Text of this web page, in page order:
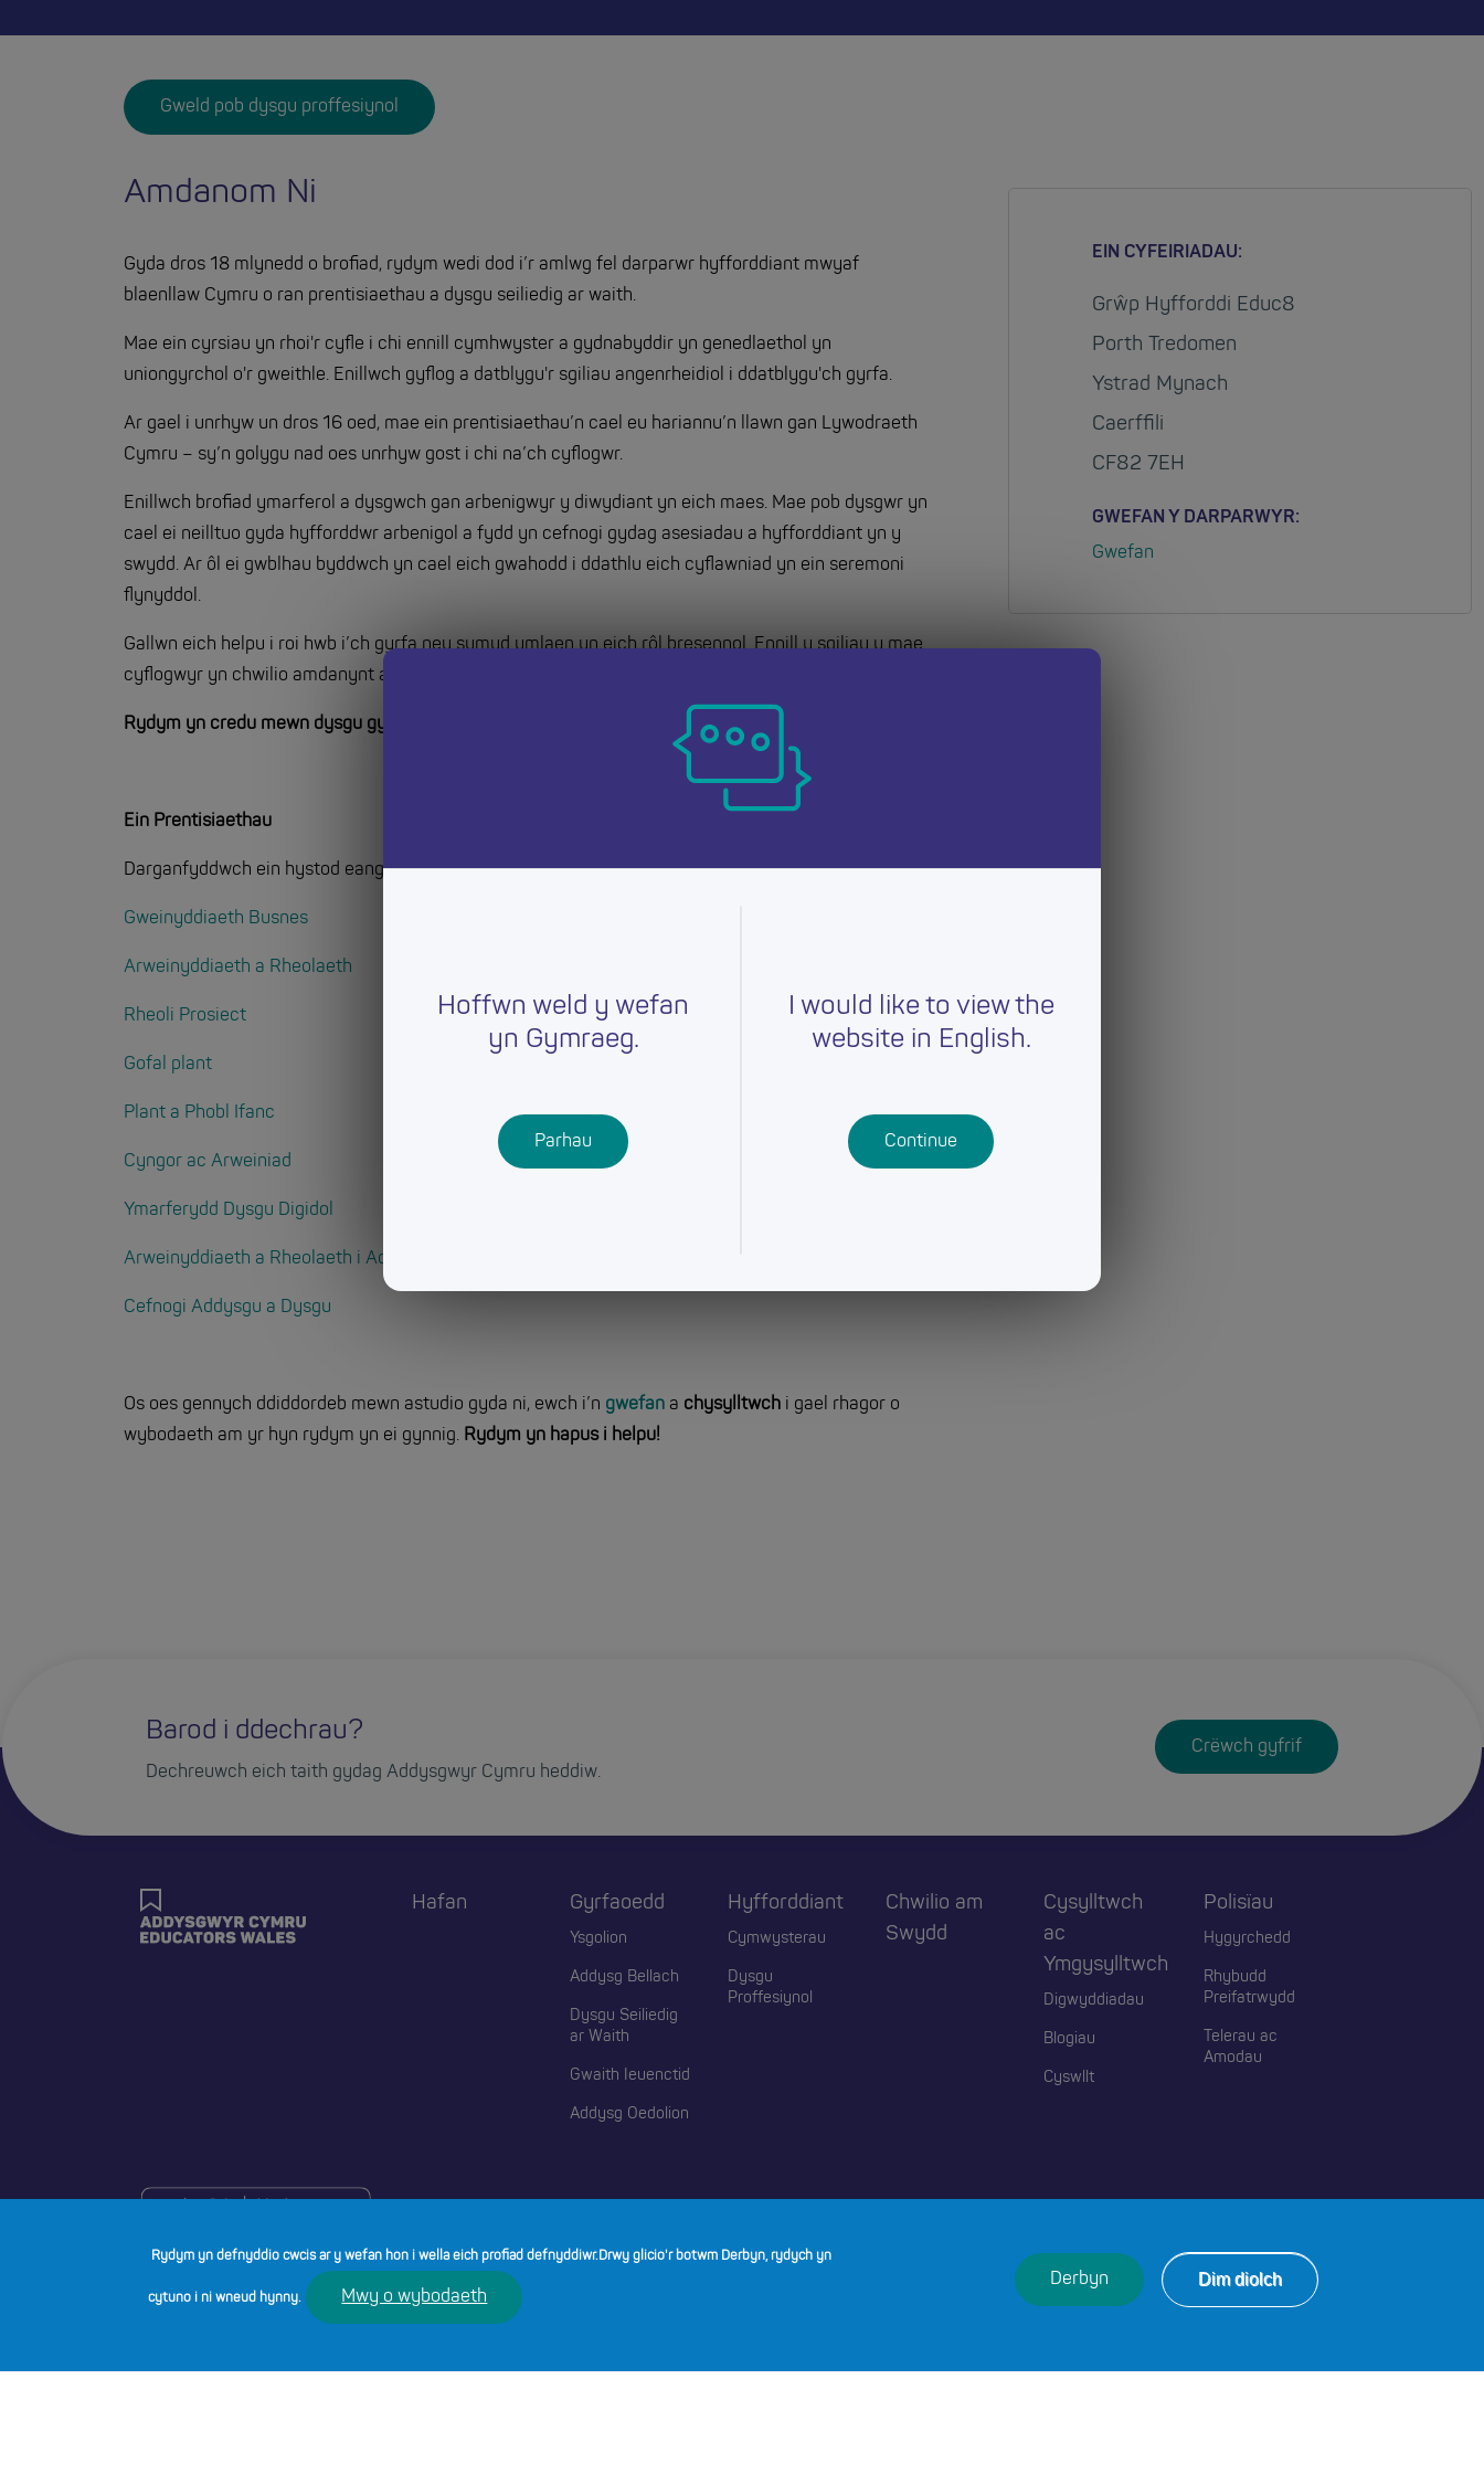
Gweld pob dysgu proffesiynol
EIN CYFEIRIADAU:
Grŵp Hyfforddi Educ8
Porth Tredomen
Ystrad Mynach
Caerffili
CF82 7EH
GWEFAN Y DARPARWYR:
Gwefan
Amdanom Ni
Gyda dros 18 mlynedd o brofiad, rydym wedi dod i’r amlwg fel darparwr hyfforddiant mwyaf
blaenllaw Cymru o ran prentisiaethau a dysgu seiliedig ar waith.
Mae ein cyrsiau yn rhoi'r cyfle i chi ennill cymhwyster a gydnabyddir yn genedlaethol yn
uniongyrchol o'r gweithle. Enillwch gyflog a datblygu'r sgiliau angenrheidiol i ddatblygu'ch gyrfa.
Ar gael i unrhyw un dros 16 oed, mae ein prentisiaethau’n cael eu hariannu’n llawn gan Lywodraeth
Cymru – sy’n golygu nad oes unrhyw gost i chi na’ch cyflogwr.
Enillwch brofiad ymarferol a dysgwch gan arbenigwyr y diwydiant yn eich maes. Mae pob dysgwr yn
cael ei neilltuo gyda hyfforddwr arbenigol a fydd yn cefnogi gydag asesiadau a hyfforddiant yn y
swydd. Ar ôl ei gwblhau byddwch yn cael eich gwahodd i ddathlu eich cyflawniad yn ein seremoni
flynyddol.
Gallwn eich helpu i roi hwb i’ch gyrfa neu symud ymlaen yn eich rôl bresennol. Ennill y sgiliau y mae
cyflogwyr yn chwilio amdanynt a dringo'r ysgol yrfa i swyddi â chyflogau uwch.
Rydym yn credu mewn dysgu gydol oes.
Ein Prentisiaethau
Darganfyddwch ein hystod eang o brentisiaethau yn amrywio o lefelau 2 – 5:
Gweinyddiaeth Busnes
Arweinyddiaeth a Rheolaeth
Rheoli Prosiect
Gofal plant
Plant a Phobl Ifanc
Cyngor ac Arweiniad
Ymarferydd Dysgu Digidol
Arweinyddiaeth a Rheolaeth i Addysgwyr
Cefnogi Addysgu a Dysgu
Os oes gennych ddiddordeb mewn astudio gyda ni, ewch i’n gwefan a chysylltwch i gael rhagor o
wybodaeth am yr hyn rydym yn ei gynnig. Rydym yn hapus i helpu!
Barod i ddechrau?
Dechreuwch eich taith gydag Addysgwyr Cymru heddiw.
Crëwch gyfrif
Footer
Hafan Gyrfaoedd
Ysgolion
Addysg Bellach
Dysgu Seiliedig
ar Waith
Gwaith Ieuenctid
Addysg Oedolion
Hyfforddiant
Cymwysterau
Dysgu
Proffesiynol
Chwilio am
Swydd
Cysylltwch
ac
Ymgysylltwch
Digwyddiadau
Blogiau
Cyswllt
Polisïau
Hygyrchedd
Rhybudd
Preifatrwydd
Telerau ac
Amodau
Hoffwn weld y wefan
yn Gymraeg.
Parhau
I would like to view the
website in English.
Continue
Rydym yn defnyddio cwcis ar y wefan hon i wella eich profiad defnyddiwr.Drwy glicio'r botwm Derbyn, rydych yn
cytuno i ni wneud hynny. Mwy o wybodaeth
Derbyn Dim diolch